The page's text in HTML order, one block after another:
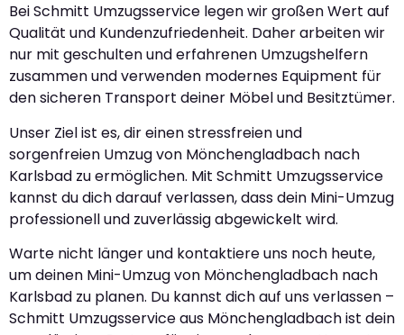
Bei Schmitt Umzugsservice legen wir großen Wert auf
Qualität und Kundenzufriedenheit. Daher arbeiten wir
nur mit geschulten und erfahrenen Umzugshelfern
zusammen und verwenden modernes Equipment für
den sicheren Transport deiner Möbel und Besitztümer.
Unser Ziel ist es, dir einen stressfreien und
sorgenfreien Umzug von Mönchengladbach nach
Karlsbad zu ermöglichen. Mit Schmitt Umzugsservice
kannst du dich darauf verlassen, dass dein Mini-Umzug
professionell und zuverlässig abgewickelt wird.
Warte nicht länger und kontaktiere uns noch heute,
um deinen Mini-Umzug von Mönchengladbach nach
Karlsbad zu planen. Du kannst dich auf uns verlassen –
Schmitt Umzugsservice aus Mönchengladbach ist dein